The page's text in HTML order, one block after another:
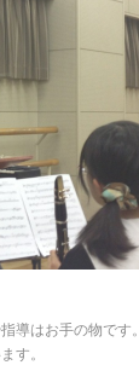
導はお手の物です。
す。